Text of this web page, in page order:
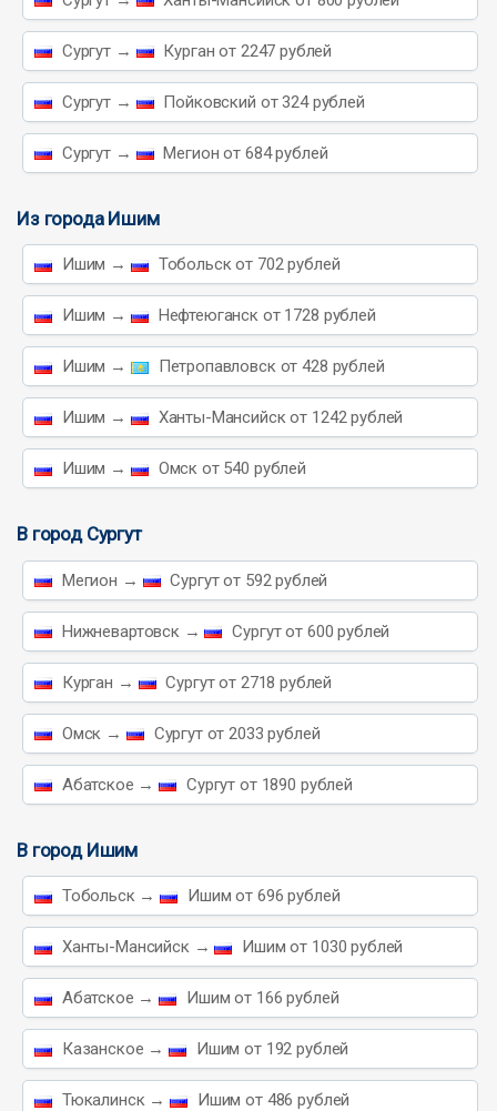
Сургут → Курган от 2247 рублей
Сургут → Пойковский от 324 рублей
Сургут → Мегион от 684 рублей
Из города Ишим
Ишим → Тобольск от 702 рублей
Ишим → Нефтеюганск от 1728 рублей
Ишим → Петропавловск от 428 рублей
Ишим → Ханты-Мансийск от 1242 рублей
Ишим → Омск от 540 рублей
В город Сургут
Мегион → Сургут от 592 рублей
Нижневартовск → Сургут от 600 рублей
Курган → Сургут от 2718 рублей
Омск → Сургут от 2033 рублей
Абатское → Сургут от 1890 рублей
В город Ишим
Тобольск → Ишим от 696 рублей
Ханты-Мансийск → Ишим от 1030 рублей
Абатское → Ишим от 166 рублей
Казанское → Ишим от 192 рублей
Тюкалинск → Ишим от 486 рублей